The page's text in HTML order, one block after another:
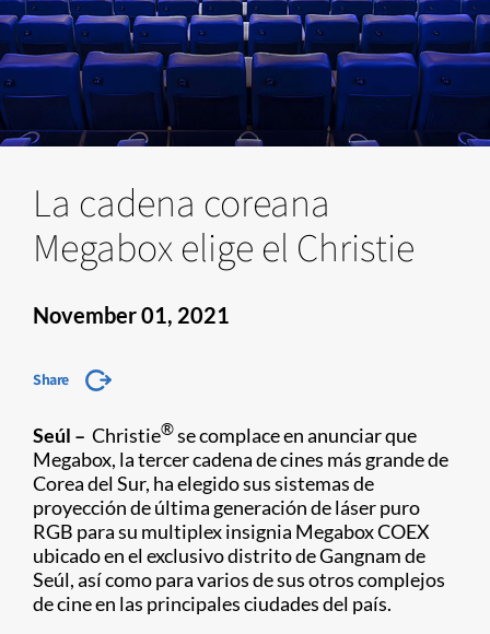
La cadena coreana
Megabox elige el Christie
November 01, 2021
Share
Seúl – Christie®se complace en anunciar que
Megabox, la tercer cadena de cines más grande de
Corea del Sur, ha elegido sus sistemas de
proyección de última generación de láser puro
RGB para su multiplex insignia Megabox COEX
ubicado en el exclusivo distrito de Gangnam de
Seúl, así como para varios de sus otros complejos
de cine en las principales ciudades del país.